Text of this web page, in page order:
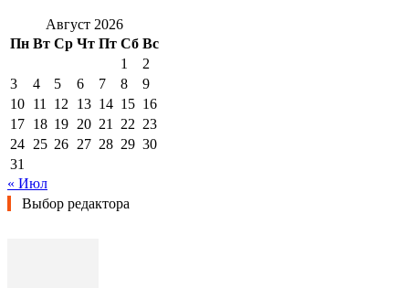
Август 2026
Пн Вт Ср Чт Пт Сб Вс
1
2
3
4 5 6 7 8
9
10 11 12 13 14 15 16
17 18 19 20 21 22 23
24 25 26 27 28 29 30
31
« Июл
Выбор редактора